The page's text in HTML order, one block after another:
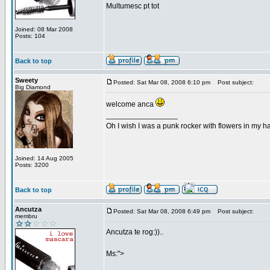
Joined: 08 Mar 2008
Posts: 104
Multumesc pt tot
Back to top
Sweety
Big Diamond
Joined: 14 Aug 2005
Posts: 3200
Posted: Sat Mar 08, 2008 6:10 pm Post subject:
welcome anca
Oh I wish I was a punk rocker with flowers in my
Back to top
Ancutza
membru
Posted: Sat Mar 08, 2008 6:49 pm Post subject:
Ancutza te rog:))..
Ms:">